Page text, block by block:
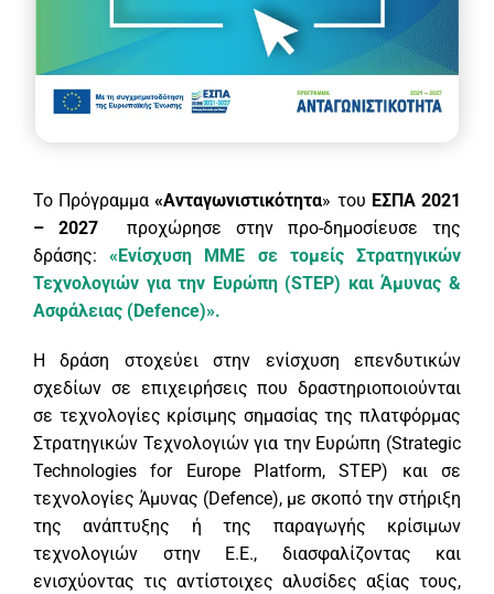
Το Πρόγραμμα«Ανταγωνιστικότητα» του ΕΣΠΑ 2021
– 2027 προχώρησε στην προ-δημοσίευσε της
δράσης:«Ενίσχυση ΜΜΕ σε τομείς Στρατηγικών
Τεχνολογιών για την Ευρώπη (STEP) και Άμυνας &
Ασφάλειας (Defence)».
Η δράση στοχεύει στην ενίσχυση επενδυτικών
σχεδίων σε επιχειρήσεις που δραστηριοποιούνται
σε τεχνολογίες κρίσιμης σημασίας της πλατφόρμας
Στρατηγικών Τεχνολογιών για την Ευρώπη (Strategic
Technologies for Europe Platform, STEP) και σε
τεχνολογίες Άμυνας (Defence), με σκοπό την στήριξη
της ανάπτυξης ή της παραγωγής κρίσιμων
τεχνολογιών στην Ε.Ε., διασφαλίζοντας και
ενισχύοντας τις αντίστοιχες αλυσίδες αξίας τους,